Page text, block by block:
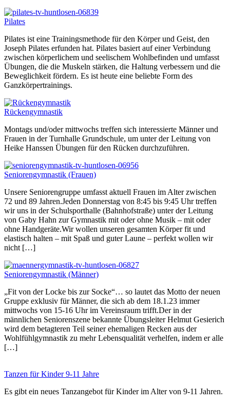
Pilates
Pilates ist eine Trainingsmethode für den Körper und Geist, den
Joseph Pilates erfunden hat. Pilates basiert auf einer Verbindung
zwischen körperlichem und seelischem Wohlbefinden und umfasst
Übungen, die die Muskeln stärken, die Haltung verbessern und die
Beweglichkeit fördern. Es ist heute eine beliebte Form des
Ganzkörpertrainings.
Rückengymnastik
Montags und/oder mittwochs treffen sich interessierte Männer und
Frauen in der Turnhalle Grundschule, um unter der Leitung von
Heike Hanssen Übungen für den Rücken durchzuführen.
Seniorengymnastik (Frauen)
Unsere Seniorengruppe umfasst aktuell Frauen im Alter zwischen
72 und 89 Jahren.Jeden Donnerstag von 8:45 bis 9:45 Uhr treffen
wir uns in der Schulsporthalle (Bahnhofstraße) unter der Leitung
von Gaby Hahn zur Gymnastik mit oder ohne Musik – mit oder
ohne Handgeräte.Wir wollen unseren gesamten Körper fit und
elastisch halten – mit Spaß und guter Laune – perfekt wollen wir
nicht […]
Seniorengymnastik (Männer)
„Fit von der Locke bis zur Socke“… so lautet das Motto der neuen
Gruppe exklusiv für Männer, die sich ab dem 18.1.23 immer
mittwochs von 15-16 Uhr im Vereinsraum trifft.Der in der
männlichen Seniorenszene bekannte Übungsleiter Helmut Gesierich
wird dem betagteren Teil seiner ehemaligen Recken aus der
Wohlfühlgymnastik zu mehr Lebensqualität verhelfen, indem er alle
[…]
Tanzen für Kinder 9-11 Jahre
Es gibt ein neues Tanzangebot für Kinder im Alter von 9-11 Jahren.